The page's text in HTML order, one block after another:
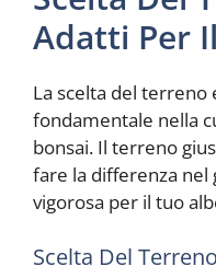
Adatti Per
La scelta del terreno
fondamentale nella
bonsai. Il terreno
fare la differenza nel
vigorosa per il tuo
Scelta Del Terreno